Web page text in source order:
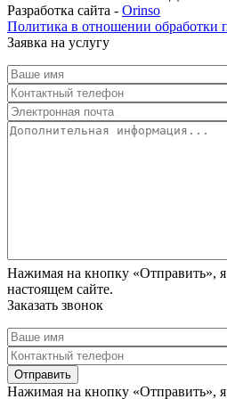
Разработка сайта - Orinso
Политика в отношении обработки
Заявка на услугу
Нажимая на кнопку «Отправить», я
настоящем сайте.
Заказать звонок
Нажимая на кнопку «Отправить», я